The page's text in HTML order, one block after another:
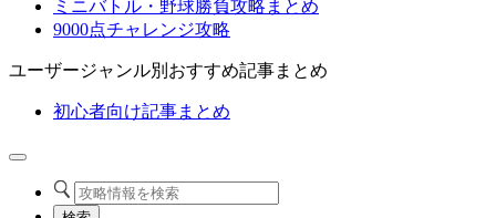
ミニバトル・野球勝負攻略まとめ
9000点チャレンジ攻略
ユーザージャンル別おすすめ記事まとめ
初心者向け記事まとめ